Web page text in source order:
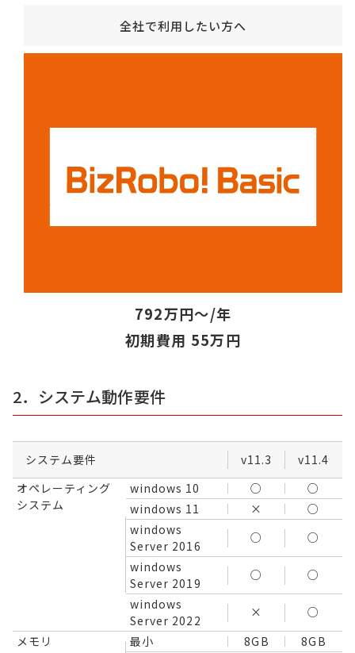
全社で利用したい方へ
792万円～/年
初期費用 55万円
2．システム動作要件
システム要件 v11.3
v11.4
オペレーティング
システム
windows 10 ○
○
windows 11
×
○
windows
Server 2016
○
○
windows
Server 2019
○
○
windows
Server 2022
×
○
メモリ
最小 8GB
8GB